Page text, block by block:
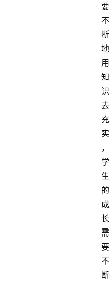
要
不
断
地
用
知
识
去
充
实
，
学
生
的
成
长
需
要
不
断